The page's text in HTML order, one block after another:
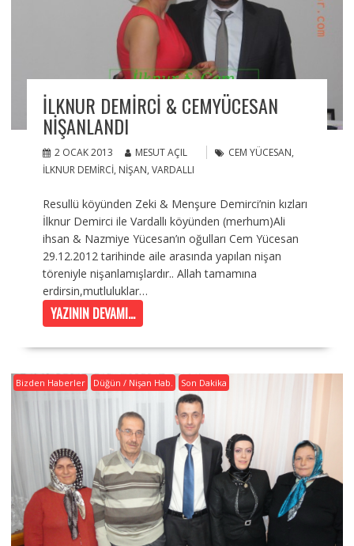
İLKNUR DEMIRCI & CEMYÜCESAN
NIŞANLANDI
2 OCAK 2013 MESUT AÇIL CEM YÜCESAN,
ILKNUR DEMIRCI, NIŞAN, VARDALLI
Resullü köyünden Zeki & Menşure Demirci’nin kızları
İlknur Demirci ile Vardallı köyünden (merhum)Ali
ihsan & Nazmiye Yücesan’ın oğulları Cem Yücesan
29.12.2012 tarihinde aile arasında yapılan nişan
töreniyle nişanlamışlardır.. Allah tamamına
erdirsin,mutluluklar…
YAZININ DEVAMI...
Bizden Haberler Düğün / Nişan Hab. Son Dakika